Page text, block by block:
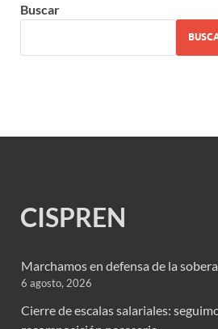
Buscar
CISPREN
Marchamos en defensa de la
6 agosto, 2026
Cierre de escalas salariales: